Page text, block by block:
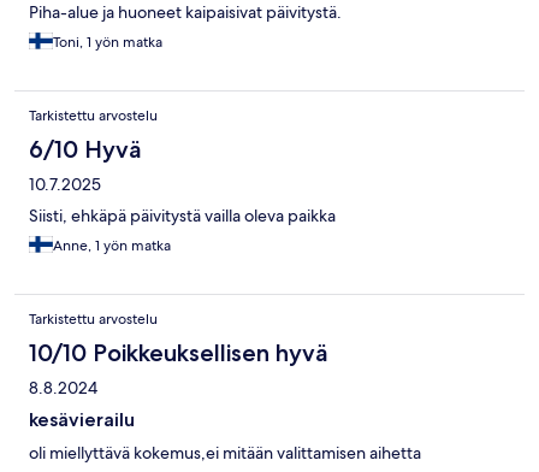
Piha-alue ja huoneet kaipaisivat päivitystä.
Toni, 1 yön matka
Tarkistettu arvostelu
6/10 Hyvä
10.7.2025
Siisti, ehkäpä päivitystä vailla oleva paikka
Anne, 1 yön matka
Tarkistettu arvostelu
10/10 Poikkeuksellisen hyvä
8.8.2024
kesävierailu
oli miellyttävä kokemus,ei mitään valittamisen aihetta